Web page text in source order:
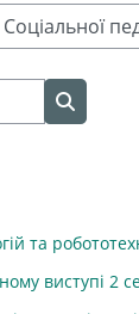
Пошук
та
виступі 2